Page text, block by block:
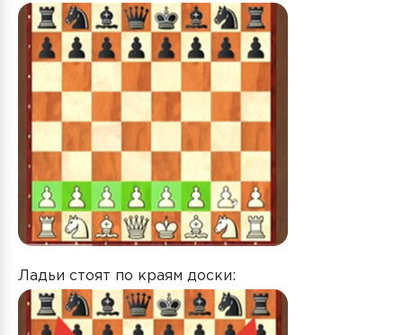
Ладьи стоят по краям доски: